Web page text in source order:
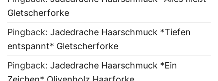
Gletscherforke
Pingback: Jadedrache Haarschmuck *Tiefen
entspannt* Gletscherforke
Pingback: Jadedrache Haarschmuck *Ein